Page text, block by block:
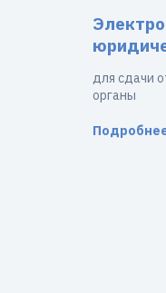
для сдачи
органы